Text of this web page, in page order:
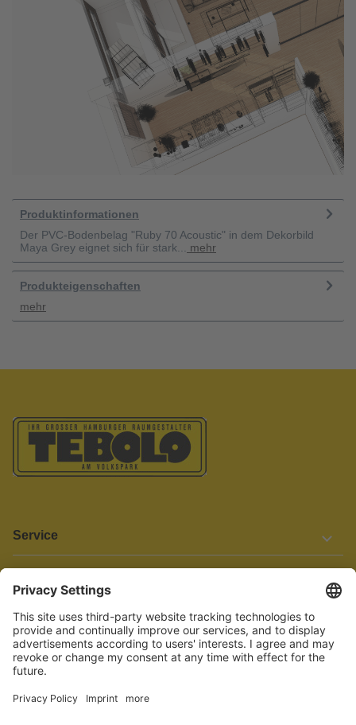
Produktinformationen
Der PVC-Bodenbelag "Ruby 70 Acoustic" in dem Dekorbild
Maya Grey eignet sich für stark...
mehr
Produkteigenschaften
mehr
Service
Informationen
Barrierefreiheit
Wir bemühen uns, unsere Website barrierefrei zu gestalten.
Einige Inhalte und Funktionen sind derzeit jedoch noch nicht
vollständig zugänglich. Wenn Sie auf Barrieren stoßen oder Hilfe
benötigen, kontaktieren Sie uns bitte unter service[at]knutzen.de.
Vertrag widerrufen